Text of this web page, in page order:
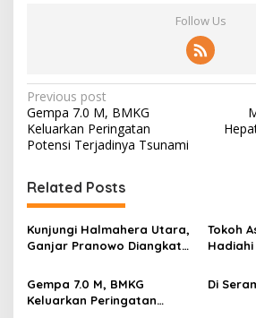
Follow Us
P
o
s
t
n
a
v
i
g
Previous post
Gempa 7.0 M, BMKG
Keluarkan Peringatan
Potensi Terjadinya Tsunami
Related Posts
Kunjungi Halmahera Utara,
Ganjar Pranowo Diangkat
Tobelo
Tokoh
Gempa 7.0 M, BMKG
Keluarkan Peringatan
Di